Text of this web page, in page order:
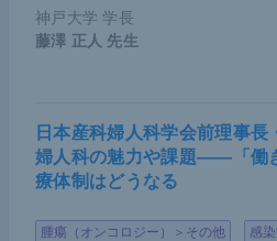
神戸大学 学長
藤澤 正人 先生
日本産科婦人科学会前理事長
婦人科の魅力や課題――「働
療体制はどうなる
腫瘍（オンコロジー）＞その他 感